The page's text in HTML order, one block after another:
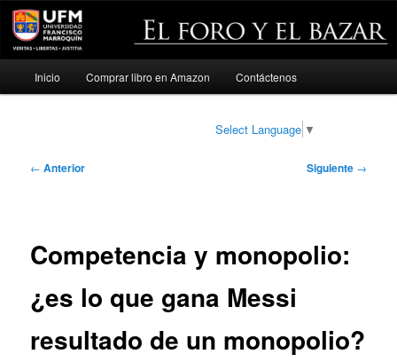
Ir
Inicio Comprar libro en Amazon Contáctenos
Select Language ▼
Navegación
← Anterior Siguiente →
Competencia y monopolio:
¿es lo que gana Messi
resultado de un monopolio?